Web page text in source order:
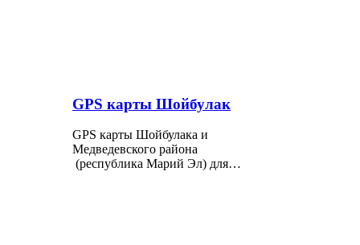
GPS карты Шойбулак
GPS карты Шойбулака и
Медведевского района
(республика Марий Эл) для…